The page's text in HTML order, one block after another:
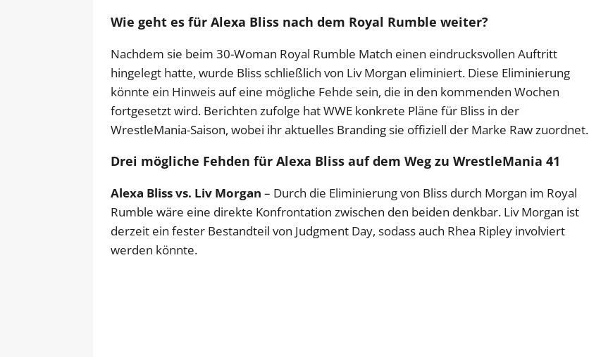
Wie geht es für Alexa Bliss nach dem Royal Rumble weiter?
Nachdem sie beim 30-Woman Royal Rumble Match einen eindrucksvollen Auftritt
hingelegt hatte, wurde Bliss schließlich von Liv Morgan eliminiert. Diese Eliminierung
könnte ein Hinweis auf eine mögliche Fehde sein, die in den kommenden Wochen
fortgesetzt wird. Berichten zufolge hat WWE konkrete Pläne für Bliss in der
WrestleMania-Saison, wobei ihr aktuelles Branding sie offiziell der Marke Raw zuordnet.
Drei mögliche Fehden für Alexa Bliss auf dem Weg zu WrestleMania 41
Alexa Bliss vs. Liv Morgan – Durch die Eliminierung von Bliss durch Morgan im Royal
Rumble wäre eine direkte Konfrontation zwischen den beiden denkbar. Liv Morgan ist
derzeit ein fester Bestandteil von Judgment Day, sodass auch Rhea Ripley involviert
werden könnte.